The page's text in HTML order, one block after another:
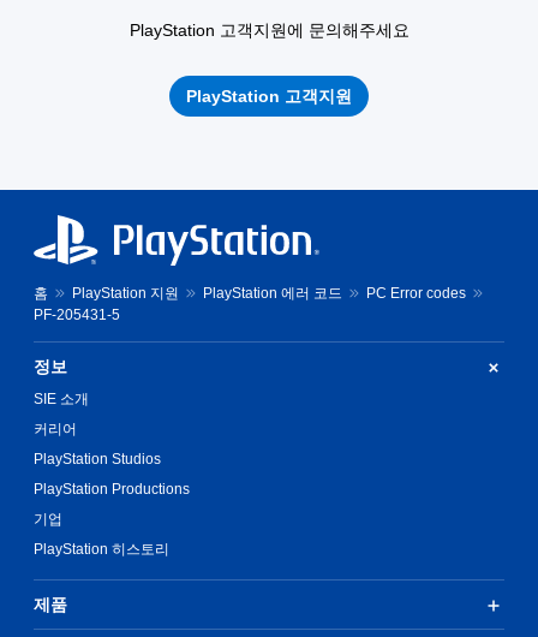
PlayStation 고객지원에 문의해주세요
PlayStation 고객지원
홈 PlayStation 지원 PlayStation 에러 코드
PC Error codes
PF-205431-5
정보
SIE 소개
커리어
PlayStation Studios
PlayStation Productions
기업
PlayStation 히스토리
제품